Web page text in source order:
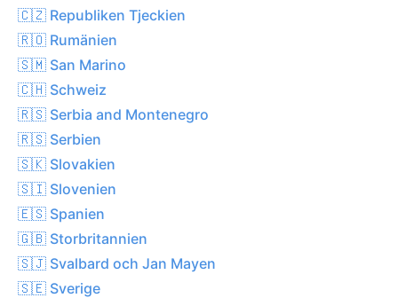
🇨🇿 Republiken Tjeckien
🇷🇴 Rumänien
🇸🇲 San Marino
🇨🇭 Schweiz
🇷🇸 Serbia and Montenegro
🇷🇸 Serbien
🇸🇰 Slovakien
🇸🇮 Slovenien
🇪🇸 Spanien
🇬🇧 Storbritannien
🇸🇯 Svalbard och Jan Mayen
🇸🇪 Sverige